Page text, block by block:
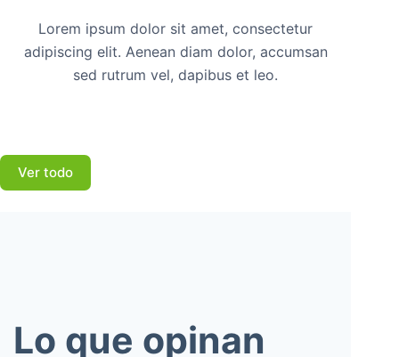
Lorem ipsum dolor sit amet, consectetur
adipiscing elit. Aenean diam dolor, accumsan
sed rutrum vel, dapibus et leo.
Ver todo
Lo que opinan